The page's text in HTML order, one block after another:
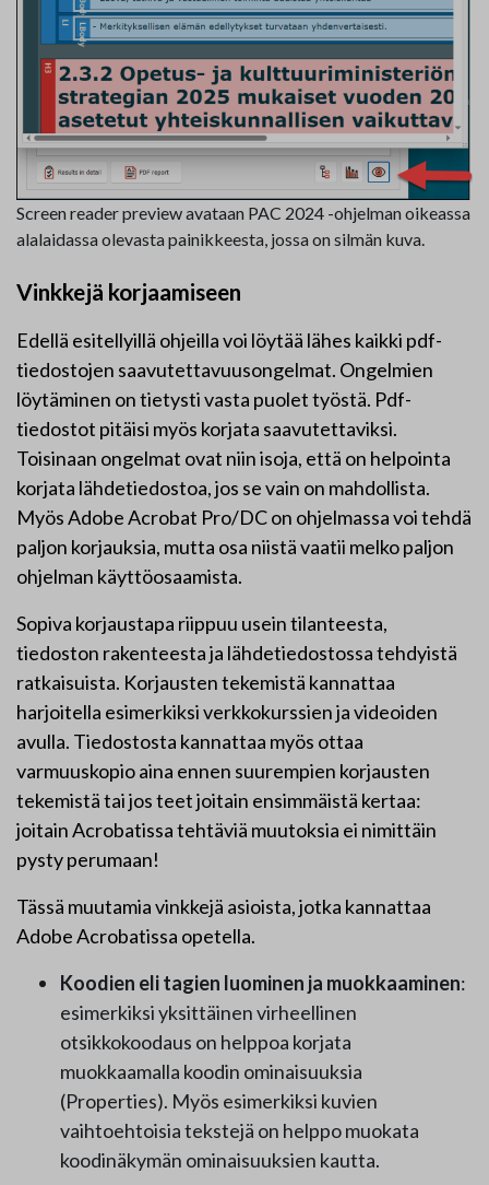
Screen reader preview avataan PAC 2024 -ohjelman oikeassa
alalaidassa olevasta painikkeesta, jossa on silmän kuva.
Vinkkejä korjaamiseen
Edellä esitellyillä ohjeilla voi löytää lähes kaikki pdf-
tiedostojen saavutettavuusongelmat. Ongelmien
löytäminen on tietysti vasta puolet työstä. Pdf-
tiedostot pitäisi myös korjata saavutettaviksi.
Toisinaan ongelmat ovat niin isoja, että on helpointa
korjata lähdetiedostoa, jos se vain on mahdollista.
Myös Adobe Acrobat Pro/DC on ohjelmassa voi tehdä
paljon korjauksia, mutta osa niistä vaatii melko paljon
ohjelman käyttöosaamista.
Sopiva korjaustapa riippuu usein tilanteesta,
tiedoston rakenteesta ja lähdetiedostossa tehdyistä
ratkaisuista. Korjausten tekemistä kannattaa
harjoitella esimerkiksi verkkokurssien ja videoiden
avulla. Tiedostosta kannattaa myös ottaa
varmuuskopio aina ennen suurempien korjausten
tekemistä tai jos teet joitain ensimmäistä kertaa:
joitain Acrobatissa tehtäviä muutoksia ei nimittäin
pysty perumaan!
Tässä muutamia vinkkejä asioista, jotka kannattaa
Adobe Acrobatissa opetella.
Koodien eli tagien luominen ja muokkaaminen:
esimerkiksi yksittäinen virheellinen
otsikkokoodaus on helppoa korjata
muokkaamalla koodin ominaisuuksia
(Properties). Myös esimerkiksi kuvien
vaihtoehtoisia tekstejä on helppo muokata
koodinäkymän ominaisuuksien kautta.